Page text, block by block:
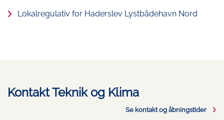
Lokalregulativ for Haderslev Lystbådehavn Nord
Kontakt Teknik og Klima
Se kontakt og åbningstider